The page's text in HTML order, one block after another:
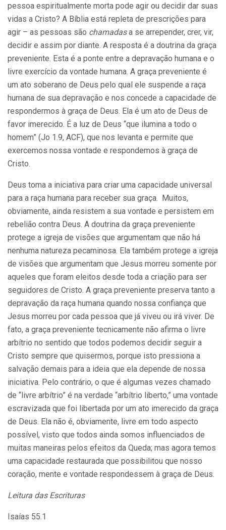
pessoa espiritualmente morta pode agir ou decidir dar suas
vidas a Cristo? A Bíblia está repleta de prescrições para
agir – as pessoas são chamadasa se arrepender, crer, vir,
decidir e assim por diante. A resposta é a doutrina da graça
preveniente. Esta é a ponte entre a depravação humana e o
livre exercício da vontade humana. A graça preveniente é
um ato soberano de Deus pelo qual ele suspende a raça
humana de sua depravação e nos concede a capacidade de
respondermos à graça de Deus. Ela é um ato de Deus de
favor imerecido. É a luz de Deus “que ilumina a todo o
homem” (Jo 1.9, ACF), que nos levanta e permite que
exercemos nossa vontade e respondemos à graça de
Cristo.
Deus toma a iniciativa para criar uma capacidade universal
para a raça humana para receber sua graça. Muitos,
obviamente, ainda resistem a sua vontade e persistem em
rebelião contra Deus. A doutrina da graça preveniente
protege a igreja de visões que argumentam que não há
nenhuma natureza pecaminosa. Ela também protege a igreja
de visões que argumentam que Jesus morreu somente por
aqueles que foram eleitos desde toda a criação para ser
seguidores de Cristo. A graça preveniente preserva tanto a
depravação da raça humana quando nossa confiança que
Jesus morreu por cada pessoa que já viveu ou irá viver. De
fato, a graça preveniente tecnicamente não afirma o livre
arbítrio no sentido que todos podemos decidir seguir a
Cristo sempre que quisermos, porque isto pressiona a
salvação demais para a ideia que ela depende de nossa
iniciativa. Pelo contrário, o que é algumas vezes chamado
de “livre arbítrio” é na verdade “arbítrio liberto,” uma vontade
escravizada que foi libertada por um ato imerecido da graça
de Deus. Ela não é, obviamente, livre em todo aspecto
possível, visto que todos ainda somos influenciados de
muitas maneiras pelos efeitos da Queda; mas agora temos
uma capacidade restaurada que possibilitou que nosso
coração, mente e vontade respondessem à graça de Deus.
Leitura das Escrituras
Isaías 55.1